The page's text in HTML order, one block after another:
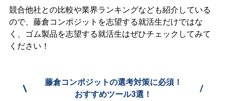
競合他社との比較や業界ランキングなども紹介している
ので、藤倉コンポジットを志望する就活生だけではな
く、ゴム製品を志望する就活生はぜひチェックしてみて
ください！
\
藤倉コンポジットの選考対策に必須！
おすすめツール3選！
/